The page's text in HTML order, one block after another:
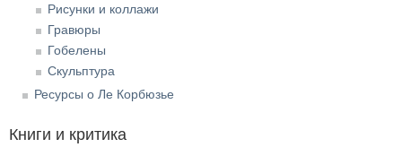
Рисунки и коллажи
Гравюры
Гобелены
Скульптура
Ресурсы о Ле Корбюзье
Книги и критика